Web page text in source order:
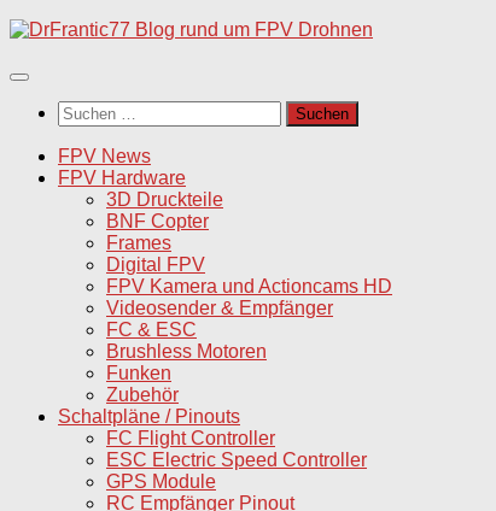
Unter
Inhalt
Suchen
nach:
FPV News
FPV Hardware
3D Druckteile
BNF Copter
Frames
Digital FPV
FPV Kamera und Actioncams HD
Videosender & Empfänger
FC & ESC
Brushless Motoren
Funken
Zubehör
Schaltpläne / Pinouts
FC Flight Controller
ESC Electric Speed Controller
GPS Module
RC Empfänger Pinout